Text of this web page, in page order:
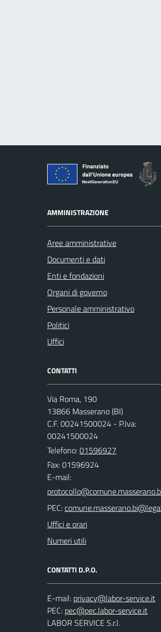
AMMINISTRAZIONE
Aree amministrative
Documenti e dati
Enti e fondazioni
Organi di governo
Personale amministrativo
Politici
Uffici
CONTATTI
Via Roma, 190
13866 Masserano (BI)
C.F. 00241500024 - P.Iva:
00241500024
Telefono:01596927
Fax: 01596924
E-mail:
PEC:
Uffici e orari
Numeri utili
CONTATTI D.P.O.
E-mail:
PEC:
LABOR SERVICE S.r.l.